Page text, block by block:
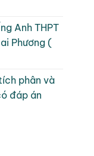
Anh THPT
Phương (
phân và
đáp án